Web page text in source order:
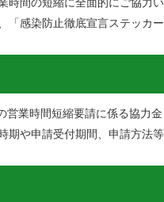
「感染防止徹底宣言ステッカ
営業時間短縮要請に係る協力
期や申請受付期間、申請方法